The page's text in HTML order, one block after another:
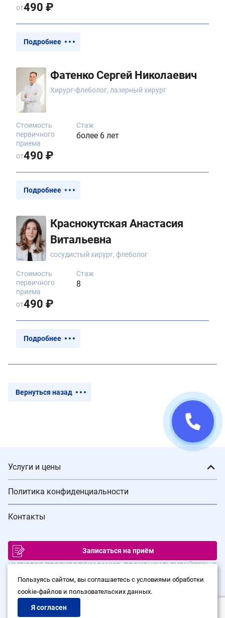
от490 ₽
Подробнее
Фатенко Сергей Николаевич
Хирург-флеболог, лазерный хирург
Стаж
более 6 лет
Стоимость
первичного
приема
от490 ₽
Подробнее
Краснокутская Анастасия
Витальевна
сосудистый хирург, флеболог
Стаж
8
Стоимость
первичного
приема
от490 ₽
Подробнее
Вернуться назад
Услуги и цены
Политика конфиденциальности
Контакты
Записаться на приём
ИМЕЮТСЯ ПРОТИВОПОКАЗАНИЯ. ПРОКОНСУЛЬТИРУЙТЕСЬ С
© Сеть клиник лазерной хирургии «Варикоза нет», 2026
Политика конфиденциальности
Пользуясь сайтом, вы соглашаетесь с условиями обработки
cookie-файлов и пользовательских данных.
Я согласен